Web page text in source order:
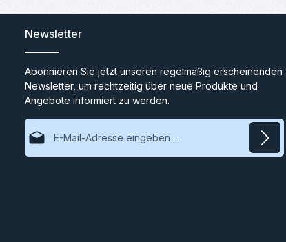
Newsletter
Abonnieren Sie jetzt unseren regelmäßig erscheinenden
Newsletter, um rechtzeitig über neue Produkte und
Angebote informiert zu werden.
E-Mail-Adresse*